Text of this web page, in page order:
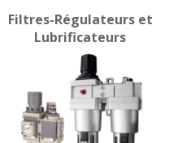
Filtres-Régulateurs et
Lubrificateurs